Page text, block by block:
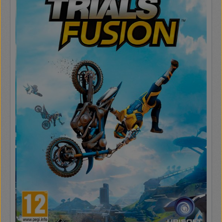
során a jól ismert játékmenet fogad minket, amelyben a
móka és a kacagás mellett rengeteg harc, logikai és
ügyességi fejtörő, valamint sok-sok gyűjtögetés vár ránk,
miközben olyan ismert helyszíneket fedezhetünk fel, mint
Batman barlangja vagy az Igazság Ligájának tornya. A LEGO
Batman 3 Beyond Gothamben több mint 150 jól ismert
szereplőt vehetünk az irányításunk alá, így Batman,
Superman, Zöld Lámpás és Flash mellett a sorozat
történetében először Killer Croc, Solomon Grundy és sok
egyéb gonosztevő is a jó ügyért harcol majd.